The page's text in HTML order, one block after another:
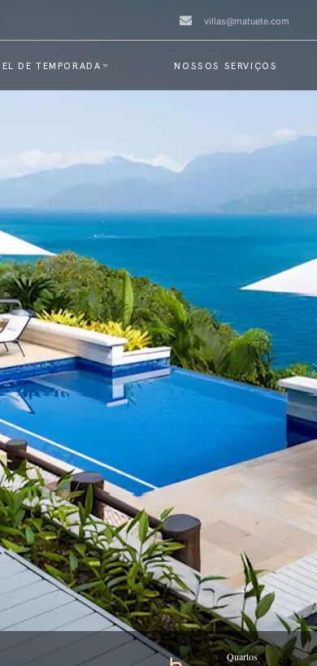
villas@matuete.com
DE TEMPORADA NOSSOS SERVIÇOS
Quartos